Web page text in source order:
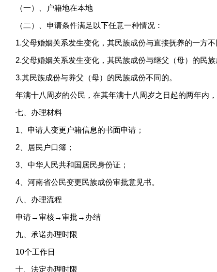
（一）、户籍地在本地
（二）、申请条件满足以下任意一种情况：
1.父母婚姻关系发生变化，其民族成份与直接抚养的一方
2.父母婚姻关系发生变化，其民族成份与继父（母）的民
3.其民族成份与养父（母）的民族成份不同的。
年满十八周岁的公民，在其年满十八周岁之日起的两年内
七、办理材料
1、申请人变更户籍信息的书面申请；
2、居民户口簿；
3、中华人民共和国居民身份证；
4、河南省公民变更民族成份审批意见书。
八、办理流程
申请→审核→审批→办结
九、承诺办理时限
10个工作日
十、法定办理时限